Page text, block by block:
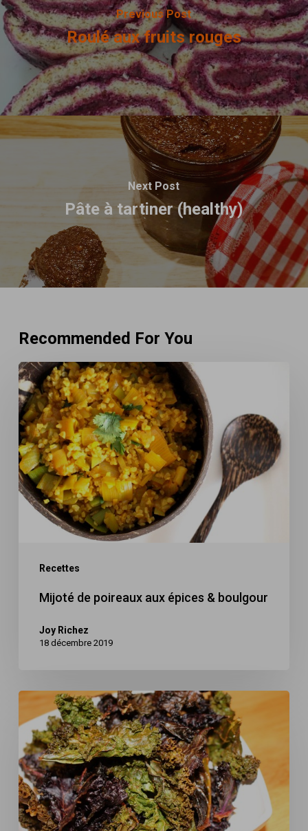
Previous Post
Roulé aux fruits rouges
Next Post
Pâte à tartiner (healthy)
Recommended For You
Recettes
Mijoté
de
poireaux
aux
épices
&
boulgour
Mijoté de poireaux aux épices & boulgour
Joy Richez
18 décembre 2019
Chips
de
chou
kale